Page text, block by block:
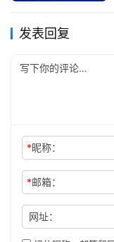
发表回复
*昵称：
*邮箱：
网址：